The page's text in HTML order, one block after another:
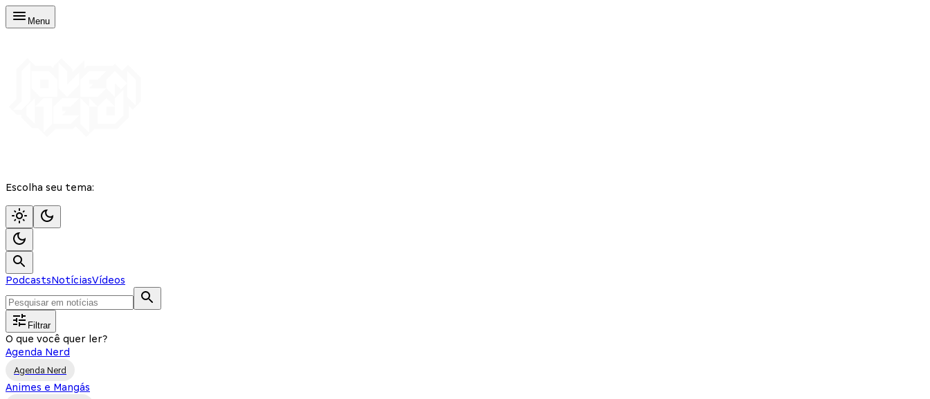
Menu
Escolha seu tema:
PodcastsNotíciasVídeos
Filtrar
O que você quer ler?
Agenda Nerd
Agenda Nerd
Animes e Mangás